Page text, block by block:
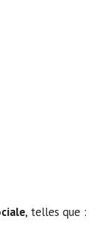
, telles que :